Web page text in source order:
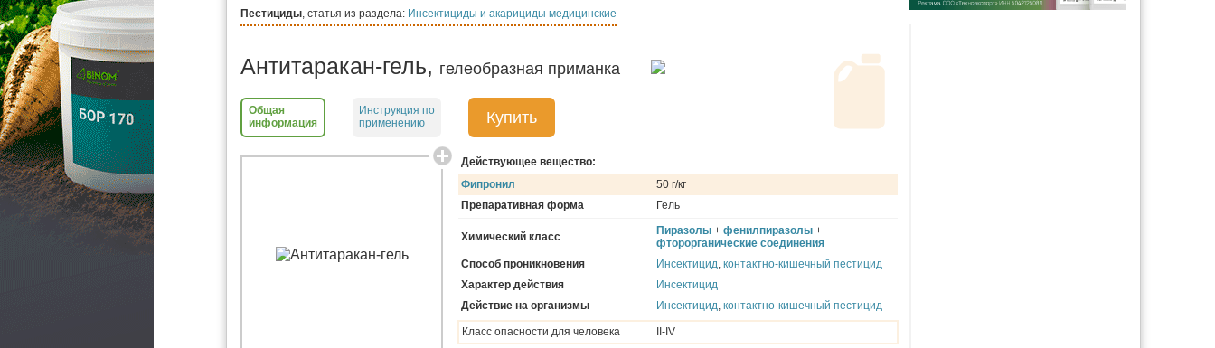
Пестициды, статья из раздела: Инсектициды и акарициды медицинские
Антитаракан-гель, гелеобразная приманка
Общая
информация
Инструкция по
применению
Купить
Действующее вещество:
Фипронил
50 г/кг
Препаративная форма
Гель
Химический класс Пиразолы + фенилпиразолы +
фторорганические соединения
Способ проникновения
Инсектицид, контактно-кишечный пестицид
Характер действия
Инсектицид
Действие на организмы
Инсектицид, контактно-кишечный пестицид
Класс опасности для человека II-IV